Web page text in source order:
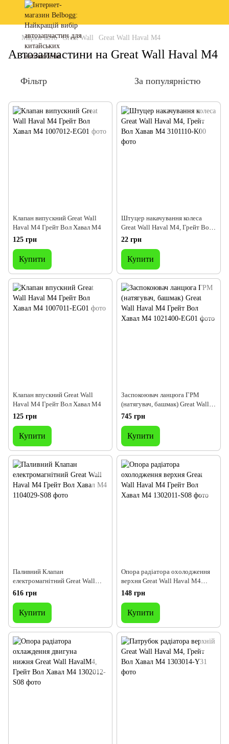
Марки авто Great Wall Great Wall Haval M4
Автозапчастини на Great Wall Haval M4
Фільтр За популярністю
Клапан випускний Great Wall
Haval M4 Грейт Вол Хавал М4
125 грн
Купити
Штуцер накачування колеса
Great Wall Haval M4, Грейт Вол
Хавав М4
22 грн
Купити
Клапан впускний Great Wall
Haval M4 Грейт Вол Хавал М4
125 грн
Купити
Заспокоювач ланцюга ГРМ
(натягувач, башмак) Great Wall
Haval M4 Грейт Вол Хавал М4
745 грн
Купити
Паливний Клапан
електромагнітний Great Wall
Haval M4 Грейт Вол Хавал М4
616 грн
Купити
Опора радіатора охолодження
верхня Great Wall Haval M4
Грейт Вол Хавал М4
148 грн
Купити